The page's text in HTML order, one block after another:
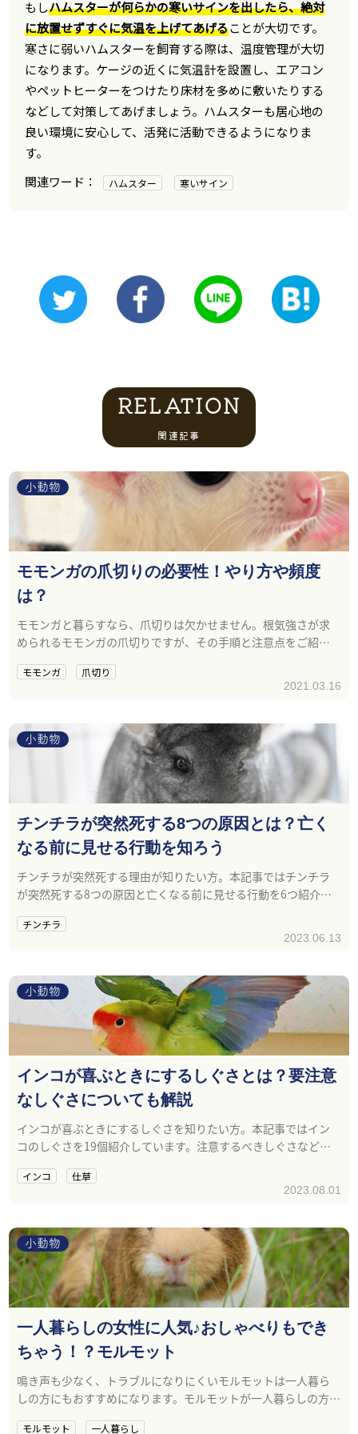
もしハムスターが何らかの寒いサインを出したら、絶対
に放置せずすぐに気温を上げてあげることが大切です。
寒さに弱いハムスターを飼育する際は、温度管理が大切
になります。ケージの近くに気温計を設置し、エアコン
やペットヒーターをつけたり床材を多めに敷いたりする
などして対策してあげましょう。ハムスターも居心地の
良い環境に安心して、活発に活動できるようになりま
す。
ハムスター 寒いサイン
RELATION
関連記事
小動物
モモンガの爪切りの必要性！やり方や頻度
は？
モモンガと暮らすなら、爪切りは欠かせません。根気強さが求
められるモモンガの爪切りですが、その手順と注意点をご紹介
モモンガ 爪切り
2021.03.16
小動物
チンチラが突然死する8つの原因とは？亡く
なる前に見せる行動を知ろう
チンチラが突然死する理由が知りたい方。本記事ではチンチラ
が突然死する8つの原因と亡くなる前に見せる行動を6つ紹介し
チンチラ
2023.06.13
小動物
インコが喜ぶときにするしぐさとは？要注意
なしぐさについても解説
インコが喜ぶときにするしぐさを知りたい方。本記事ではイン
コのしぐさを19個紹介しています。注意するべきしぐさなども
インコ 仕草
2023.08.01
小動物
一人暮らしの女性に人気♪おしゃべりもでき
ちゃう！？モルモット
鳴き声も少なく、トラブルになりにくいモルモットは一人暮ら
しの方にもおすすめになります。モルモットが一人暮らしの方に
モルモット 一人暮らし